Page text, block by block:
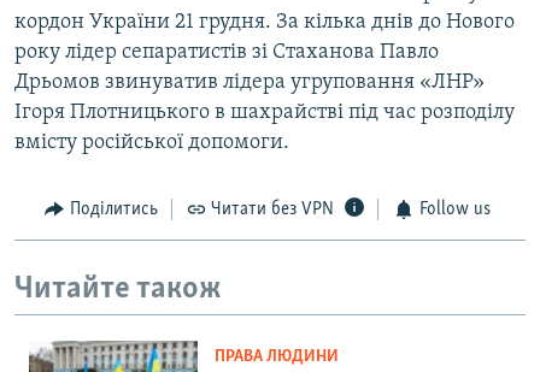
кордон України 21 грудня. За кілька днів до Нового
року лідер сепаратистів зі Стаханова Павло
Дрьомов звинуватив лідера угруповання «ЛНР»
Ігоря Плотницького в шахрайстві під час розподілу
вмісту російської допомоги.
Поділитись Читати без VPN Follow us
Читайте також
ПРАВА ЛЮДИНИ